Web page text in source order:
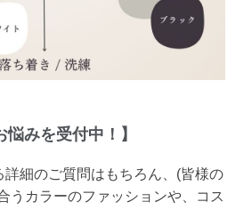
悩みを受付中！】
細のご質問はもちろん、(皆様の
うカラーのファッションや、コス